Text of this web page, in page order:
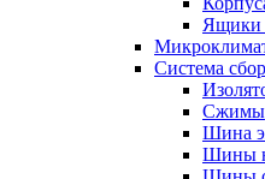
Ящики
Система
Сжимы
Шина
Шины